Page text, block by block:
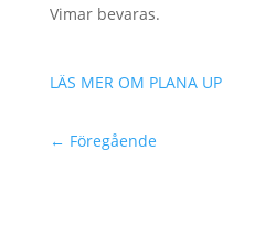
Vimar bevaras.
LÄS MER OM PLANA UP
← Föregående